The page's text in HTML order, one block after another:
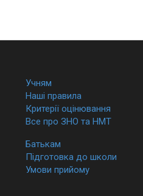
Учням
Наші правила
Критерії оцінювання
Все про ЗНО та НМТ
Батькам
Підготовка до школи
Умови прийому